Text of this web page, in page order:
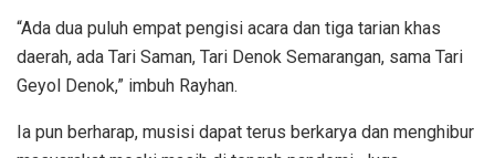
“Ada dua puluh empat pengisi acara dan tiga tarian khas
daerah, ada Tari Saman, Tari Denok Semarangan, sama Tari
Geyol Denok,” imbuh Rayhan.
Ia pun berharap, musisi dapat terus berkarya dan menghibur